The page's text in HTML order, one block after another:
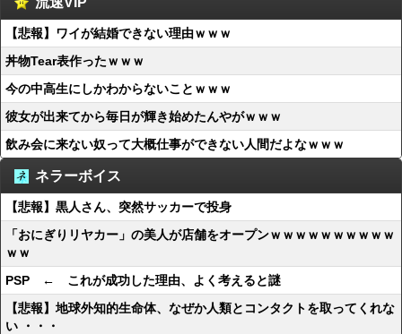
【悲報】ワイが結婚できない理由ｗｗｗ
丼物Tear表作ったｗｗｗ
今の中高生にしかわからないことｗｗｗ
彼女が出来てから毎日が輝き始めたんやがｗｗｗ
飲み会に来ない奴って大概仕事ができない人間だよなｗｗｗ
ネラーボイス
【悲報】黒人さん、突然サッカーで投身
「おにぎりリヤカー」の美人が店舗をオープンｗｗｗｗｗｗｗｗｗｗ
ｗｗ
PSP ← これが成功した理由、よく考えると謎
【悲報】地球外知的生命体、なぜか人類とコンタクトを取ってくれな
い ・・・